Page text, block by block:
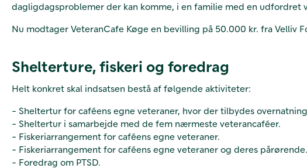
dagligdagsproblemer der kan komme, i en familie med en udfordret
Nu modtager VeteranCafe Køge en bevilling på 50.000 kr. fra Velliv
Shelterture, fiskeri og foredrag
Helt konkret skal indsatsen bestå af følgende aktiviteter:
- Sheltertur for caféens egne veteraner, hvor der tilbydes
- Sheltertur i samarbejde med de fem nærmeste veterancaféer.
- Fiskeriarrangement for caféens egne veteraner.
- Fiskeriarrangement for caféens egne veteraner og deres pårørende.
- Foredrag om PTSD.